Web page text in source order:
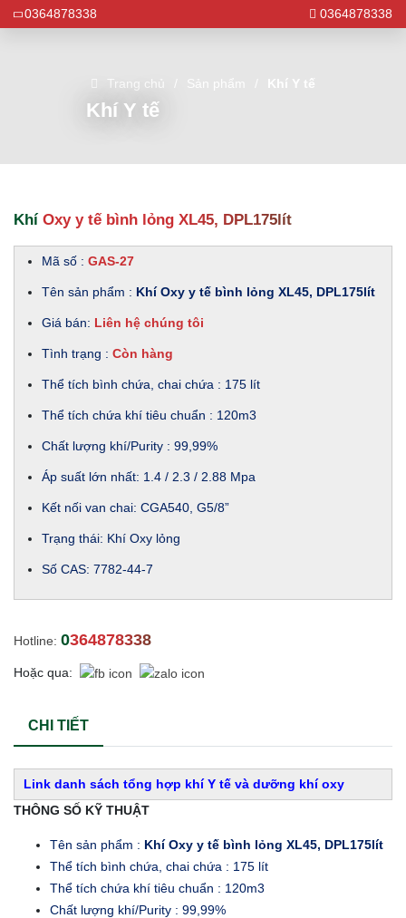
0364878338 0364878338
Trang chủ Sản phẩm Khí Y tế
Khí Y tế
Khí Oxy y tế bình lỏng XL45, DPL175lít
Mã số : GAS-27
Tên sản phẩm : Khí Oxy y tế bình lỏng XL45, DPL175lít
Giá bán: Liên hệ chúng tôi
Tình trạng : Còn hàng
Thể tích bình chứa, chai chứa : 175 lít
Thể tích chứa khí tiêu chuẩn : 120m3
Chất lượng khí/Purity : 99,99%
Áp suất lớn nhất: 1.4 / 2.3 / 2.88 Mpa
Kết nối van chai: CGA540, G5/8”
Trạng thái: Khí Oxy lỏng
Số CAS: 7782-44-7
Hotline: 0364878338
Hoặc qua:
CHI TIẾT
Link danh sách tổng hợp khí Y tế và dưỡng khí oxy
THÔNG SỐ KỸ THUẬT
Tên sản phẩm : Khí Oxy y tế bình lỏng XL45, DPL175lít
Thể tích bình chứa, chai chứa : 175 lít
Thể tích chứa khí tiêu chuẩn : 120m3
Chất lượng khí/Purity : 99,99%